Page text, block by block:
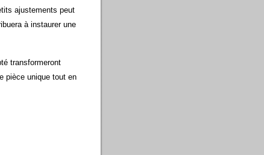
ajustements peut
à instaurer une
transformeront
pièce unique tout en